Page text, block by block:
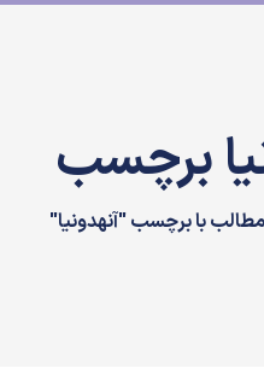
برچسب
مطالب با برچسب "آنهدونیا"